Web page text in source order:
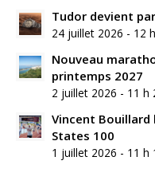
Tudor devient
24 juillet 2026 - 12
Nouveau
printemps 2027
2 juillet 2026 - 11 h
Vincent Bouillard
States 100
1 juillet 2026 - 11 h